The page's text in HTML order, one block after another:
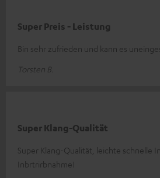
Super Preis - Leistung
Bin sehr zufrieden und kann es
Torsten B.
Super Klang-Qualität
Super Klang-Qualität, leichte schnelle
Inbrtrirbnahme!